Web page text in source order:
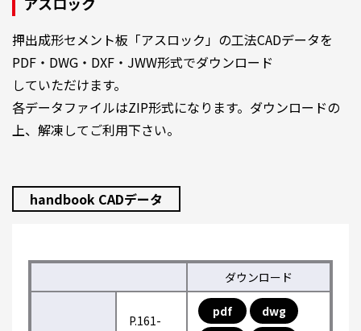
押出成形セメント板「アスロック」の工法CADデータを
PDF・DWG・DXF・JWW形式でダウンロード
していただけます。
各データファイルはZIP形式になります。ダウンロードの
上、解凍してご利用下さい。
handbook CADデータ
ダウンロード
P.161-
pdf
dwg